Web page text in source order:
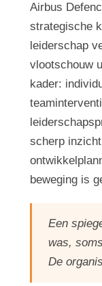
Airbus
strategische
leiderschap
vlootschouw
kader:
scherp
beweging is
Een
was,
De